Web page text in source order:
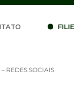
REDES SOCIAIS